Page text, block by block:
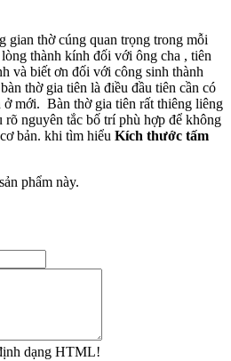
gian thờ cúng quan trọng trong mỗi
thành kính đối với ông cha , tiên
và biết ơn đối với công sinh thành
thờ gia tiên là điều đầu tiên cần có
mới. Bàn thờ gia tiên rất thiêng liêng
rõ nguyên tắc bố trí phù hợp để không
bản. khi tìm hiểu Kích thước tấm
phẩm này.
dạng HTML!